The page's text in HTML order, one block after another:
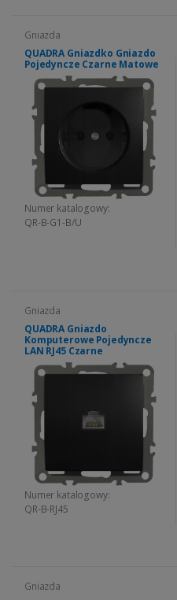
Gniazda
QUADRA Gniazdko Gniazdo
Pojedyncze Czarne Matowe
Numer katalogowy:
QR-B-G1-B/U
Gniazda
QUADRA Gniazdo
Komputerowe Pojedyncze
LAN RJ45 Czarne
Numer katalogowy:
QR-B-RJ45
Gniazda